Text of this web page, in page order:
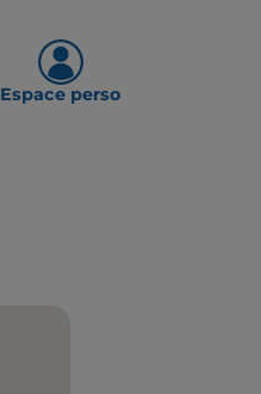
Espace perso